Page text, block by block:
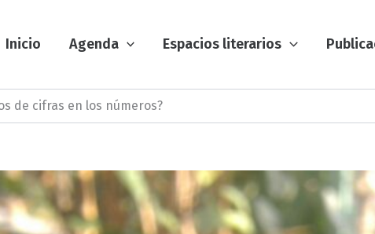
Inicio Agenda Espacios literarios
de cifras en los números?